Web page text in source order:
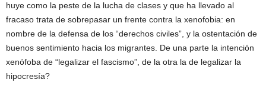
huye como la peste de la lucha de clases y que ha llevado al
fracaso trata de sobrepasar un frente contra la xenofobia: en
nombre de la defensa de los “derechos civiles”, y la ostentación de
buenos sentimiento hacia los migrantes. De una parte la intención
xenófoba de “legalizar el fascismo”, de la otra la de legalizar la
hipocresía?